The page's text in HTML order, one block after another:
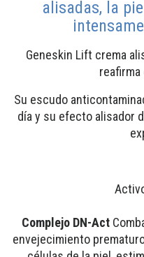
alisadas, la
Geneskin Lift crema
reafirma
Su escudo
día y su efecto alisador
Complejo DN-Act
envejecimiento